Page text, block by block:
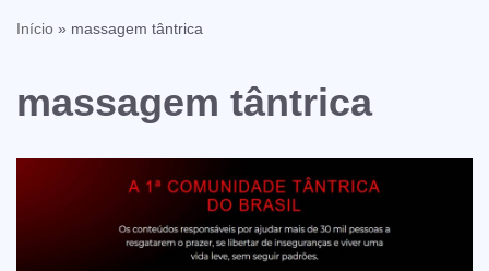
Início » massagem tântrica
massagem tântrica